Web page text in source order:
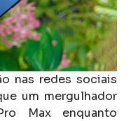
nas redes sociais
um mergulhador
Max enquanto